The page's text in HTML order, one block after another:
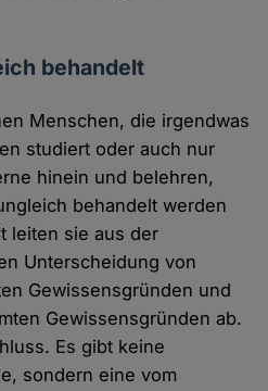
behandelt
Menschen, die irgendwas
studiert oder auch nur
hinein und belehren,
behandelt werden
leiten sie aus der
Unterscheidung von
Gewissensgründen und
Gewissensgründen ab.
Es gibt keine
sondern eine vom